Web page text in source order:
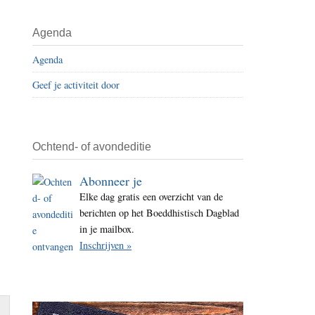
t
e
Agenda
Agenda
Geef je activiteit door
Ochtend- of avondeditie
Abonneer je
Elke dag gratis een overzicht van de
berichten op het Boeddhistisch Dagblad
in je mailbox.
Inschrijven »